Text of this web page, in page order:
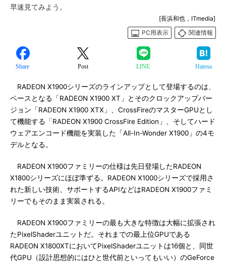
早速見てみよう。
[長浜和也，ITmedia]
PC用表示
関連情報
Share Post LINE Hatena
RADEON X1900シリーズのラインアップとして登場するのは、
ベースとなる「RADEON X1900 XT」とそのクロックアップバー
ジョン「RADEON X1900 XTX」、CrossFireのマスターGPUとし
て機能する「RADEON X1900 CrossFire Edition」、そしてハード
ウェアエンコード機能を実装した「All-In-Wonder X1900」の4モ
デルとなる。
RADEON X1900ファミリーの仕様は先日登場したRADEON
X1800シリーズにほぼ準ずる。RADEON X1000シリーズで採用さ
れた新しい技術、サポートするAPIなどはRADEON X1900ファミ
リーでもそのまま実装される。
RADEON X1900ファミリーの最も大きな特徴は大幅に拡張され
たPixelShaderユニットだ。それまでの最上位GPUである
RADEON X1800XTにおいてPixelShaderユニットは16個と、同世
代GPU（設計思想的にはひと世代前といってもいい）のGeForce